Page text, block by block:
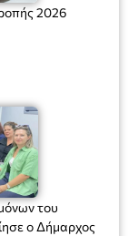
2026
του
ο Δήμαρχος